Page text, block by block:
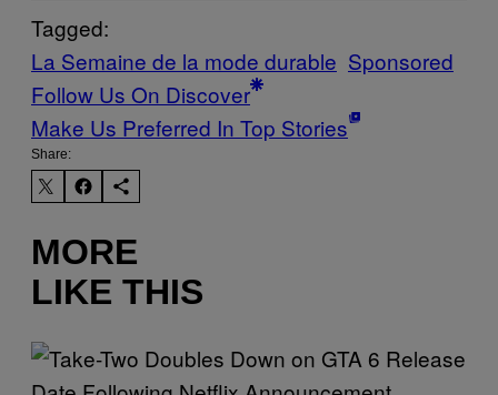
Tagged:
La Semaine de la mode durable Sponsored
Follow Us On Discover
Make Us Preferred In Top Stories
Share:
MORE
LIKE THIS